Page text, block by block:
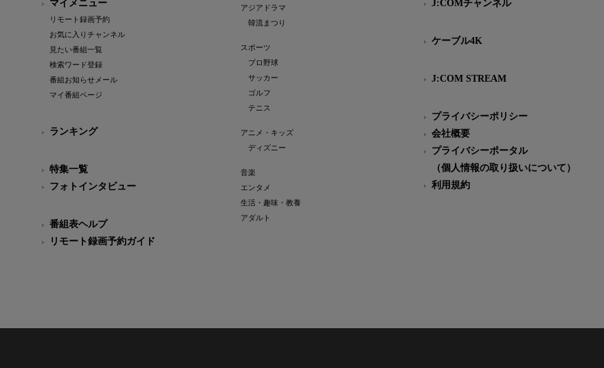
マイメニュー
リモート録画予約
お気に入りチャンネル
見たい番組一覧
検索ワード登録
番組お知らせメール
マイ番組ページ
ランキング
特集一覧
フォトインタビュー
番組表ヘルプ
リモート録画予約ガイド
アジアドラマ
韓流まつり
スポーツ
プロ野球
サッカー
ゴルフ
テニス
アニメ・キッズ
ディズニー
音楽
エンタメ
生活・趣味・教養
アダルト
J:COMチャンネル
ケーブル4K
J:COM STREAM
プライバシーポリシー
会社概要
プライバシーポータル
（個人情報の取り扱いについて）
利用規約